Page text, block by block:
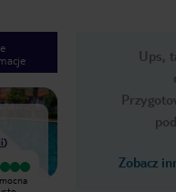
Ups,
Zobacz
Next slide
1/37
)